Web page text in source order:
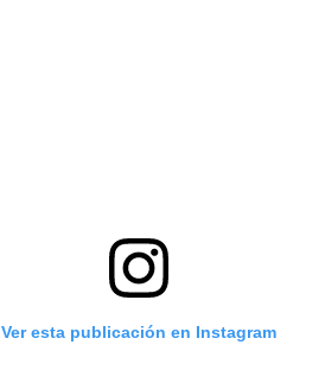
Ver esta publicación en Instagram